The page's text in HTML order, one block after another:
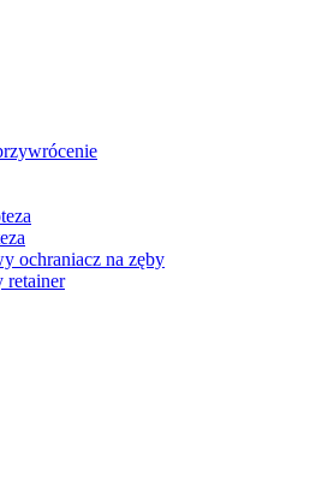
ochraniacz na zęby
retainer